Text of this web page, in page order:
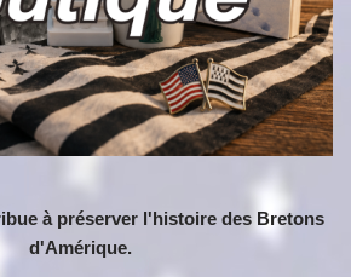
à préserver l'histoire des Bretons
d'Amérique.